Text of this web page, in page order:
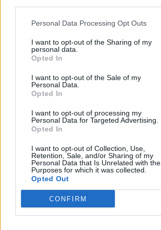
Personal Data Processing Opt Outs
I want to opt-out of the Sharing of my
personal data.
Opted In
I want to opt-out of the Sale of my
Personal Data.
Opted In
I want to opt-out of processing my
Personal Data for Targeted Advertising.
Opted In
I want to opt-out of Collection, Use,
Retention, Sale, and/or Sharing of my
Personal Data that Is Unrelated with the
Purposes for which it was collected.
Opted Out
CONFIRM
pedagógushiány
PDSZ
Nagy Erzsébet